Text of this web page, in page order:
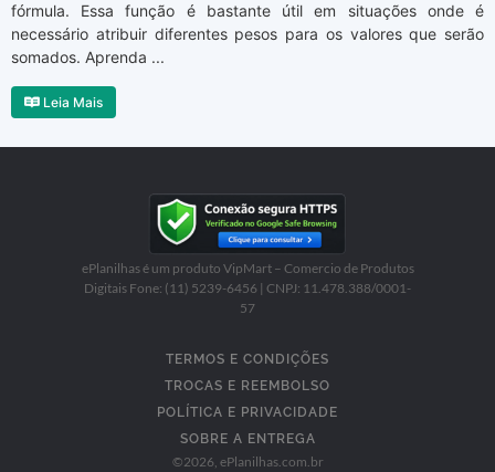
fórmula. Essa função é bastante útil em situações onde é
necessário atribuir diferentes pesos para os valores que serão
somados. Aprenda ...
Leia Mais
ePlanilhas é um produto VipMart – Comercio de Produtos
Digitais Fone: (11) 5239-6456 | CNPJ: 11.478.388/0001-
57
TERMOS E CONDIÇÕES
TROCAS E REEMBOLSO
POLÍTICA E PRIVACIDADE
SOBRE A ENTREGA
©2026 , ePlanilhas.com.br